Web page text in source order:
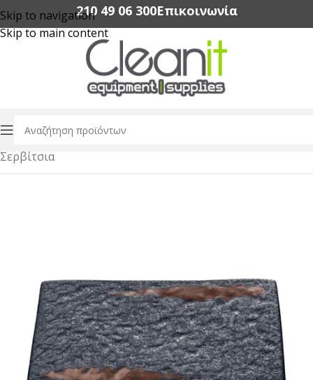
Skip to navigation
Skip to main content
210 49 06 300‬Επικοινωνία
Αρχική σελίδα/Εξοπλισμός Εστίασης
Σερβίτσια